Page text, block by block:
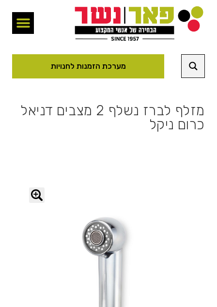
מערכת הזמנות לחנויות
מזלף לברז נשלף 2 מצבים דניאל
כרום ניקל